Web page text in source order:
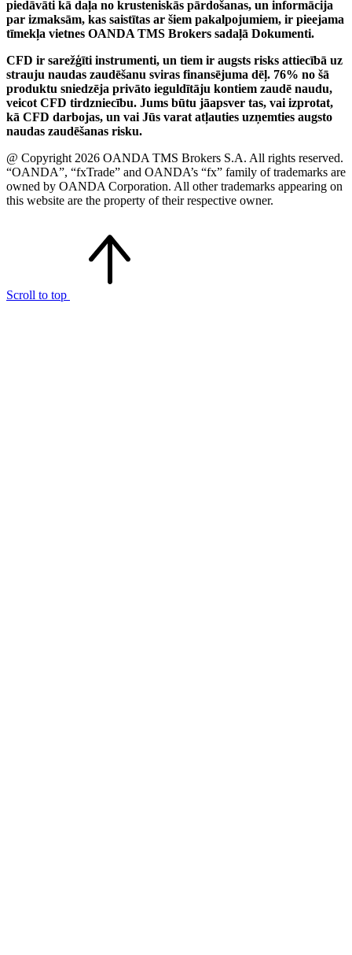
piedāvāti kā daļa no krusteniskās pārdošanas, un informācija
par izmaksām, kas saistītas ar šiem pakalpojumiem, ir pieejama
tīmekļa vietnes OANDA TMS Brokers sadaļā Dokumenti.
CFD ir sarežģīti instrumenti, un tiem ir augsts risks attiecībā uz
strauju naudas zaudēšanu sviras finansējuma dēļ. 76% no šā
produktu sniedzēja privāto ieguldītāju kontiem zaudē naudu,
veicot CFD tirdzniecību. Jums būtu jāapsver tas, vai izprotat,
kā CFD darbojas, un vai Jūs varat atļauties uzņemties augsto
naudas zaudēšanas risku.
@ Copyright 2026 OANDA TMS Brokers S.A. All rights reserved.
“OANDA”, “fxTrade” and OANDA’s “fx” family of trademarks are
owned by OANDA Corporation. All other trademarks appearing on
this website are the property of their respective owner.
Scroll to top